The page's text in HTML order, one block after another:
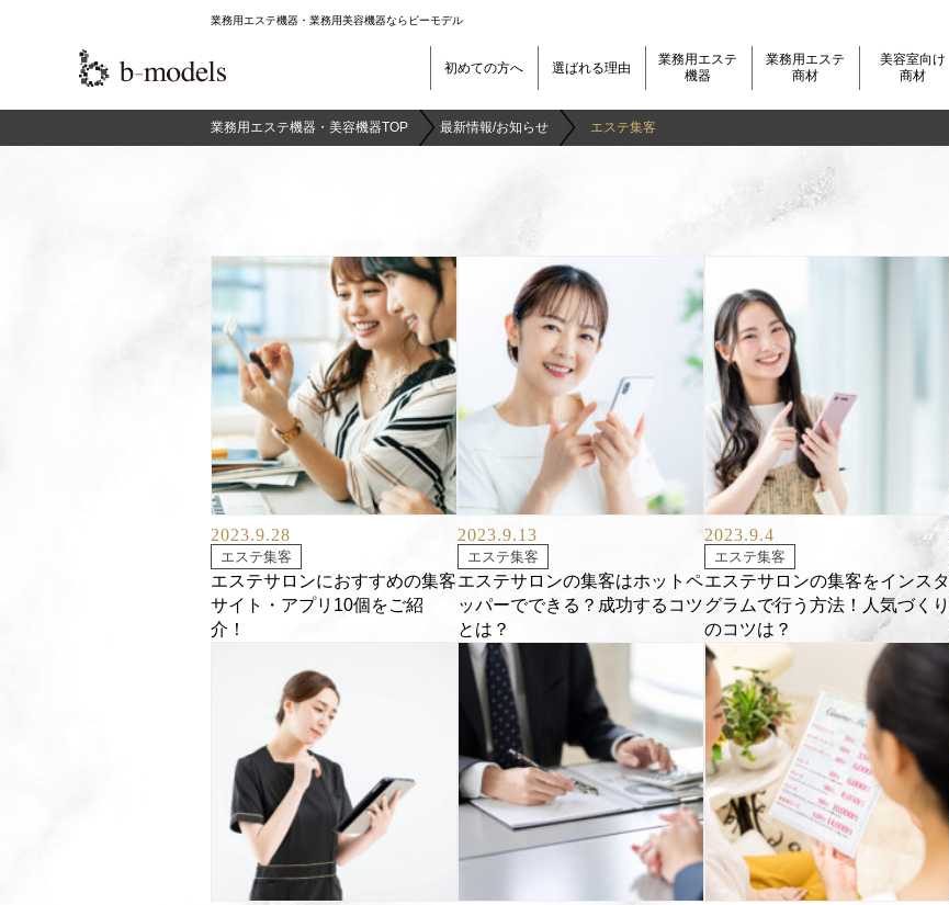
業務用エステ機器・業務用美容機器ならビーモデル
初めての方へ 選ばれる理由
業務用エステ
機器
業務用エステ
商材
美容室向け
商材
業務用エステ機器・美容機器TOP 最新情報/お知らせ エステ集客
2023.9.28
エステ集客
エステサロンにおすすめの集客
サイト・アプリ10個をご紹
介！
2023.9.13
エステ集客
エステサロンの集客はホットペ
ッパーでできる？成功するコツ
とは？
2023.9.4
エステ集客
エステサロンの集客をインスタ
グラムで行う方法！人気づくり
のコツは？